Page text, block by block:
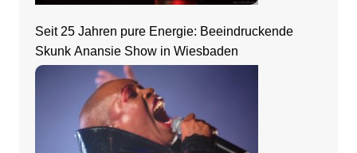
Seit 25 Jahren pure Energie: Beeindruckende
Skunk Anansie Show in Wiesbaden